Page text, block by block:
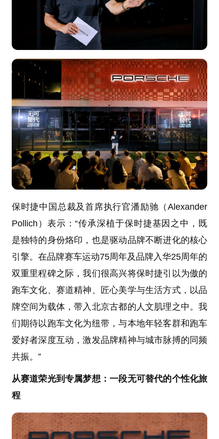
保时捷中国总裁及首席执行官潘励驰（Alexander
Pollich）表示：“传承深植于保时捷基因之中，既
是独特的身份烙印，也是驱动品牌不断进化的核心
引擎。在品牌赛车运动75周年及品牌入华25周年的
双重里程碑之际，我们很高兴将保时捷引以为傲的
跑车文化、赛道精神、匠心美学与生活方式，以品
牌空间为载体，带入北京古都的人文肌理之中。我
们期待以跑车文化为纽带，与本地年轻客群和跑车
爱好者深度互动，激发品牌精神与城市脉搏的同频
共振。”
从赛道荣光到专属梦想：一段无可替代的个性化旅
程